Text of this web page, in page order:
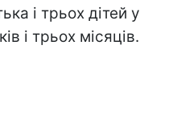
і трьох дітей у
і трьох місяців.